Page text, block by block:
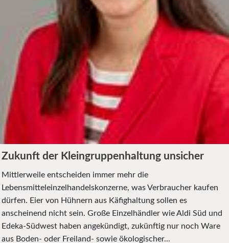
Zukunft der Kleingruppenhaltung unsicher
Mittlerweile entscheiden immer mehr die
Lebensmitteleinzelhandelskonzerne, was Verbraucher kaufen
dürfen. Eier von Hühnern aus Käfighaltung sollen es
anscheinend nicht sein. Große Einzelhändler wie Aldi Süd und
Edeka-Südwest haben angekündigt, zukünftig nur noch Ware
aus Boden- oder Freiland- sowie ökologischer...